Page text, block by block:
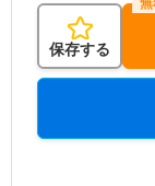
保存する